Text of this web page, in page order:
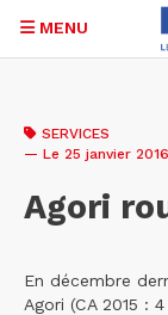
contenu
MENU
SERVICES
— Le 25 janvier 2016
Agori
En décembre
Agori (CA 2015 :